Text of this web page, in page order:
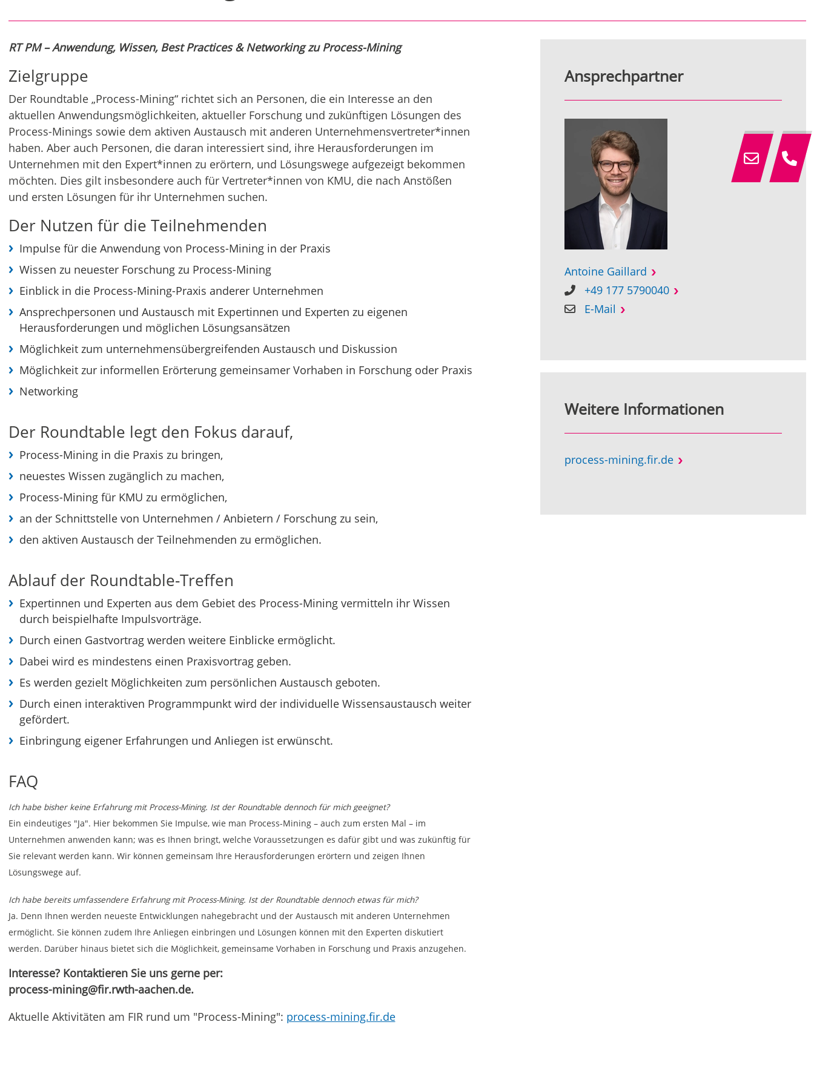
RT PM – Anwendung, Wissen, Best Practices & Networking zu Process-Mining
Zielgruppe
Der Roundtable „Process-Mining“ richtet sich an Personen, die ein Interesse an den
aktuellen Anwendungsmöglichkeiten, aktueller Forschung und zukünftigen Lösungen des
Process-Minings sowie dem aktiven Austausch mit anderen Unternehmensvertreter*innen
haben. Aber auch Personen, die daran interessiert sind, ihre Herausforderungen im
Unternehmen mit den Expert*innen zu erörtern, und Lösungswege aufgezeigt bekommen
möchten. Dies gilt insbesondere auch für Vertreter*innen von KMU, die nach Anstößen
und ersten Lösungen für ihr Unternehmen suchen.
Der Nutzen für die Teilnehmenden
Impulse für die Anwendung von Process-Mining in der Praxis
Wissen zu neuester Forschung zu Process-Mining
Einblick in die Process-Mining-Praxis anderer Unternehmen
Ansprechpersonen und Austausch mit Expertinnen und Experten zu eigenen
Herausforderungen und möglichen Lösungsansätzen
Möglichkeit zum unternehmensübergreifenden Austausch und Diskussion
Möglichkeit zur informellen Erörterung gemeinsamer Vorhaben in Forschung oder Praxis
Networking
Der Roundtable legt den Fokus darauf,
Process-Mining in die Praxis zu bringen,
neuestes Wissen zugänglich zu machen,
Process-Mining für KMU zu ermöglichen,
an der Schnittstelle von Unternehmen / Anbietern / Forschung zu sein,
den aktiven Austausch der Teilnehmenden zu ermöglichen.
Ablauf der Roundtable-Treffen
Expertinnen und Experten aus dem Gebiet des Process-Mining vermitteln ihr Wissen
durch beispielhafte Impulsvorträge.
Durch einen Gastvortrag werden weitere Einblicke ermöglicht.
Dabei wird es mindestens einen Praxisvortrag geben.
Es werden gezielt Möglichkeiten zum persönlichen Austausch geboten.
Durch einen interaktiven Programmpunkt wird der individuelle Wissensaustausch weiter
gefördert.
Einbringung eigener Erfahrungen und Anliegen ist erwünscht.
FAQ
Ich habe bisher keine Erfahrung mit Process-Mining. Ist der Roundtable dennoch für mich geeignet?
Ein eindeutiges "Ja". Hier bekommen Sie Impulse, wie man Process-Mining – auch zum ersten Mal – im
Unternehmen anwenden kann; was es Ihnen bringt, welche Voraussetzungen es dafür gibt und was zukünftig für
Sie relevant werden kann. Wir können gemeinsam Ihre Herausforderungen erörtern und zeigen Ihnen
Lösungswege auf.
Ich habe bereits umfassendere Erfahrung mit Process-Mining. Ist der Roundtable dennoch etwas für mich?
Ja. Denn Ihnen werden neueste Entwicklungen nahegebracht und der Austausch mit anderen Unternehmen
ermöglicht. Sie können zudem Ihre Anliegen einbringen und Lösungen können mit den Experten diskutiert
werden. Darüber hinaus bietet sich die Möglichkeit, gemeinsame Vorhaben in Forschung und Praxis anzugehen.
Interesse? Kontaktieren Sie uns gerne per:
process-mining@fir.rwth-aachen.de.
Aktuelle Aktivitäten am FIR rund um "Process-Mining": process-mining.fir.de
Ansprechpartner
Antoine Gaillard
+49 177 5790040
E-Mail
Weitere Informationen
process-mining.fir.de